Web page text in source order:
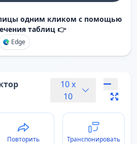
одним кликом с помощью
таблиц 👉
Edge
10x
10
Повторить Транспонировать